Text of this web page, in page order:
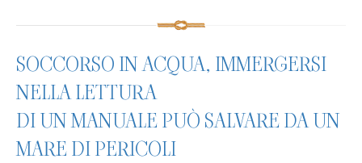
SOCCORSO IN ACQUA, IMMERGERSI
NELLA LETTURA
DI UN MANUALE PUÒ SALVARE DA UN
MARE DI PERICOLI